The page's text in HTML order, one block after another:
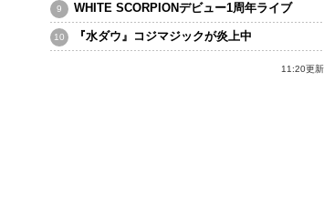
WHITE SCORPIONデビュー1周年ライブ
『水ダウ』コジマジックが炎上中
11:20更新